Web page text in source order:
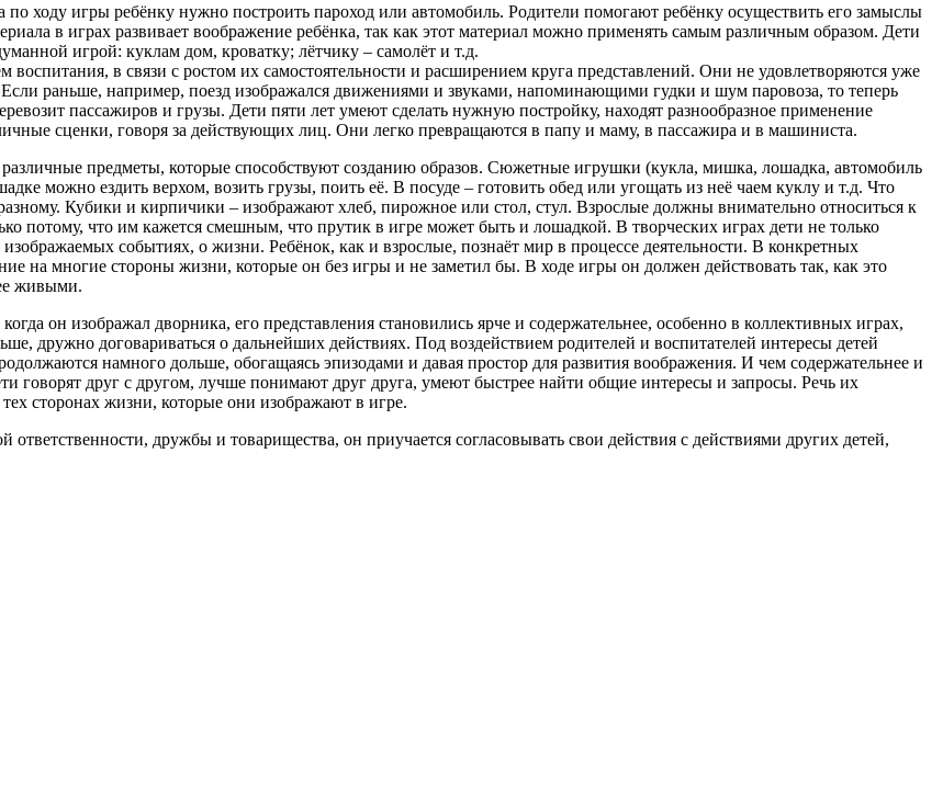
ходу игры ребёнку нужно построить пароход или автомобиль. Родители помогают ребёнку осуществить его замыслы
в играх развивает воображение ребёнка, так как этот материал можно применять самым различным образом. Дети
игрой: куклам дом, кроватку; лётчику – самолёт и т.д.
воспитания, в связи с ростом их самостоятельности и расширением круга представлений. Они не удовлетворяются уже
раньше, например, поезд изображался движениями и звуками, напоминающими гудки и шум паровоза, то теперь
пассажиров и грузы. Дети пяти лет умеют сделать нужную постройку, находят разнообразное применение
сценки, говоря за действующих лиц. Они легко превращаются в папу и маму, в пассажира и в машиниста.
предметы, которые способствуют созданию образов. Сюжетные игрушки (кукла, мишка, лошадка, автомобиль
можно ездить верхом, возить грузы, поить её. В посуде – готовить обед или угощать из неё чаем куклу и т.д. Что
Кубики и кирпичики – изображают хлеб, пирожное или стол, стул. Взрослые должны внимательно относиться к
потому, что им кажется смешным, что прутик в игре может быть и лошадкой. В творческих играх дети не только
событиях, о жизни. Ребёнок, как и взрослые, познаёт мир в процессе деятельности. В конкретных
на многие стороны жизни, которые он без игры и не заметил бы. В ходе игры он должен действовать так, как это
живыми.
он изображал дворника, его представления становились ярче и содержательнее, особенно в коллективных играх,
дружно договариваться о дальнейших действиях. Под воздействием родителей и воспитателей интересы детей
намного дольше, обогащаясь эпизодами и давая простор для развития воображения. И чем содержательнее и
говорят друг с другом, лучше понимают друг друга, умеют быстрее найти общие интересы и запросы. Речь их
сторонах жизни, которые они изображают в игре.
дружбы и товарищества, он приучается согласовывать свои действия с действиями других детей,